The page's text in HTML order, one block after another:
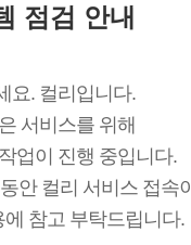
점검 안내
요. 컬리입니다.
서비스를 위해
업이 진행 중입니다.
안 컬리 서비스 접속이
참고 부탁드립니다.